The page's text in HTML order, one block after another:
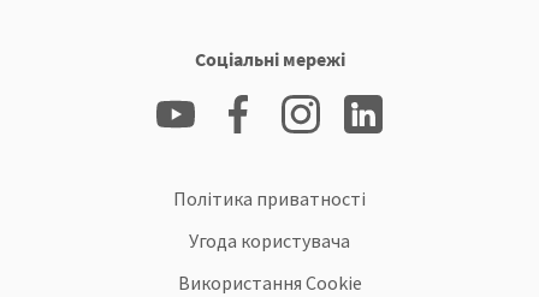
Соціальні мережі
Політика приватності
Угода користувача
Використання Cookie